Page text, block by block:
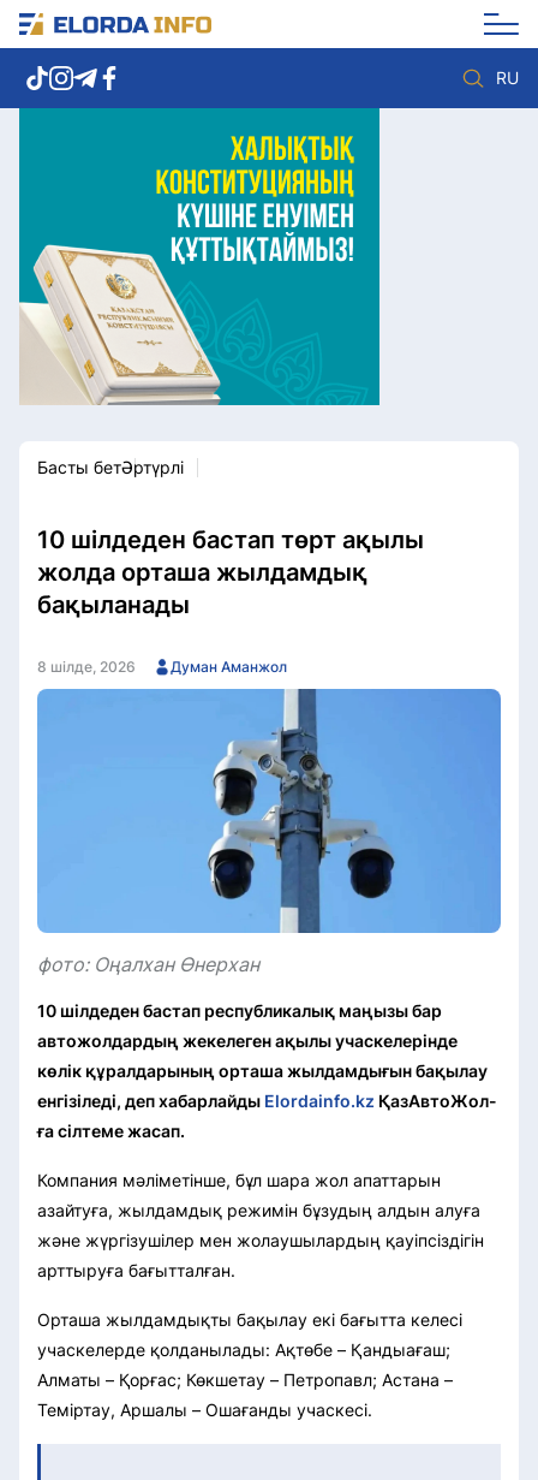
RU
Елорда жаңалықтары
Көзқарас
Саясат
Видео
Әлеумет
Экономика
Спорт
Мәдениет
Басты бетӘртүрлі
10 шілдеден бастап төрт ақылы
жолда орташа жылдамдық
бақыланады
8 шілде, 2026 Думан Аманжол
фото: Оңалхан Өнерхан
10 шілдеден бастап республикалық маңызы бар
автожолдардың жекелеген ақылы учаскелерінде
көлік құралдарының орташа жылдамдығын бақылау
енгізіледі, деп хабарлайды Elordainfo.kz ҚазАвтоЖол-
ға сілтеме жасап.
Компания мәліметінше, бұл шара жол апаттарын
азайтуға, жылдамдық режимін бұзудың алдын алуға
және жүргізушілер мен жолаушылардың қауіпсіздігін
арттыруға бағытталған.
Орташа жылдамдықты бақылау екі бағытта келесі
учаскелерде қолданылады: Ақтөбе – Қандыағаш;
Алматы – Қорғас; Көкшетау – Петропавл; Астана –
Теміртау, Аршалы – Ошағанды учаскесі.